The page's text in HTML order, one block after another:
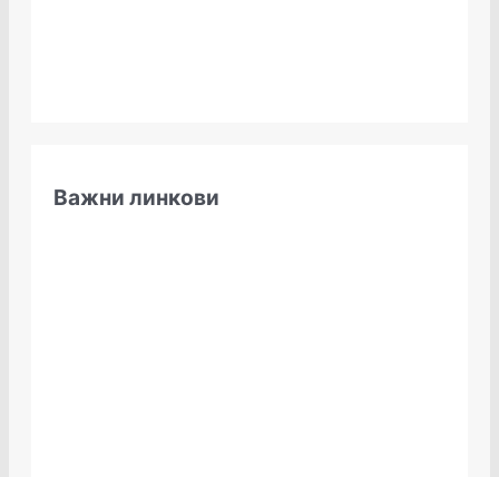
Важни линкови